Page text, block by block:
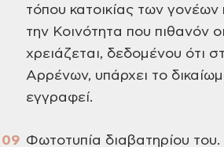
τόπου κατοικίας των
την Κοινότητα που πιθανόν
χρειάζεται, δεδομένου ότι
Αρρένων, υπάρχει το
εγγραφεί.
Φωτοτυπία διαβατηρίου του.